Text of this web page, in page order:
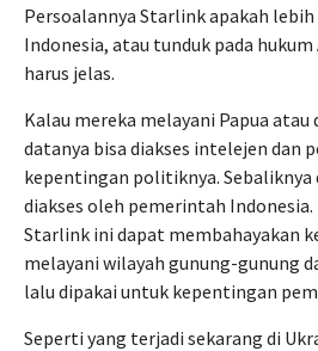
Persoalannya Starlink apakah
Indonesia, atau tunduk pada
harus jelas.
Kalau mereka melayani Papua
datanya bisa diakses intelejen dan
kepentingan politiknya.
diakses oleh pemerintah
Starlink ini dapat membahayakan
melayani wilayah gunung-gunung
lalu dipakai untuk kepentingan
Seperti yang terjadi sekarang di